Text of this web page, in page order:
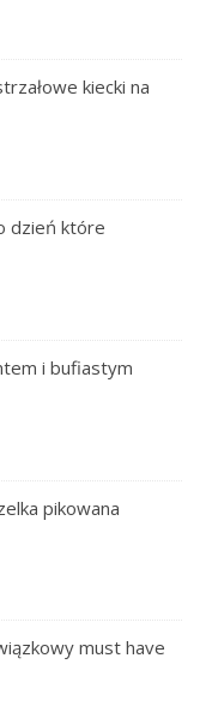
kiecki na
dzień które
i bufiastym
pikowana
must have